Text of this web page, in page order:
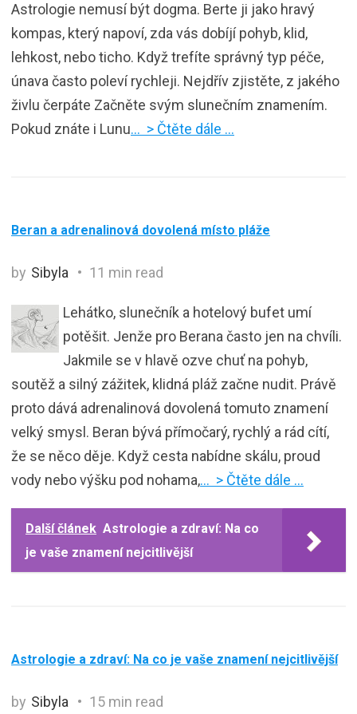
Astrologie nemusí být dogma. Berte ji jako hravý
kompas, který napoví, zda vás dobíjí pohyb, klid,
lehkost, nebo ticho. Když trefíte správný typ péče,
únava často poleví rychleji. Nejdřív zjistěte, z jakého
živlu čerpáte Začněte svým slunečním znamením.
Pokud znáte i Lunu… > Čtěte dále …
Beran a adrenalinová dovolená místo pláže
by Sibyla 11 min read
Lehátko, slunečník a hotelový bufet umí
potěšit. Jenže pro Berana často jen na chvíli.
Jakmile se v hlavě ozve chuť na pohyb,
soutěž a silný zážitek, klidná pláž začne nudit. Právě
proto dává adrenalinová dovolená tomuto znamení
velký smysl. Beran bývá přímočarý, rychlý a rád cítí,
že se něco děje. Když cesta nabídne skálu, proud
vody nebo výšku pod nohama,… > Čtěte dále …
Další článek Astrologie a zdraví: Na co
je vaše znamení nejcitlivější
Astrologie a zdraví: Na co je vaše znamení nejcitlivější
by Sibyla 15 min read